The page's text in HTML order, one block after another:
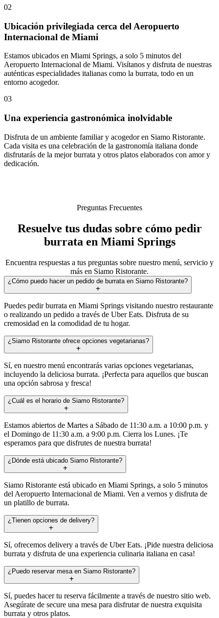
02
Ubicación privilegiada cerca del Aeropuerto
Internacional de Miami
Estamos ubicados en Miami Springs, a solo 5 minutos del
Aeropuerto Internacional de Miami. Visítanos y disfruta de nuestras
auténticas especialidades italianas como la burrata, todo en un
entorno acogedor.
03
Una experiencia gastronómica inolvidable
Disfruta de un ambiente familiar y acogedor en Siamo Ristorante.
Cada visita es una celebración de la gastronomía italiana donde
disfrutarás de la mejor burrata y otros platos elaborados con amor y
dedicación.
Preguntas Frecuentes
Resuelve tus dudas sobre cómo pedir
burrata en Miami Springs
Encuentra respuestas a tus preguntas sobre nuestro menú, servicio y
más en Siamo Ristorante.
¿Cómo puedo hacer un pedido de burrata en Siamo Ristorante?
Puedes pedir burrata en Miami Springs visitando nuestro restaurante
o realizando un pedido a través de Uber Eats. Disfruta de su
cremosidad en la comodidad de tu hogar.
¿Siamo Ristorante ofrece opciones vegetarianas?
Sí, en nuestro menú encontrarás varias opciones vegetarianas,
incluyendo la deliciosa burrata. ¡Perfecta para aquellos que buscan
una opción sabrosa y fresca!
¿Cuál es el horario de Siamo Ristorante?
Estamos abiertos de Martes a Sábado de 11:30 a.m. a 10:00 p.m. y
el Domingo de 11:30 a.m. a 9:00 p.m. Cierra los Lunes. ¡Te
esperamos para que disfrutes de nuestra burrata!
¿Dónde está ubicado Siamo Ristorante?
Siamo Ristorante está ubicado en Miami Springs, a solo 5 minutos
del Aeropuerto Internacional de Miami. Ven a vernos y disfruta de
un platillo de burrata.
¿Tienen opciones de delivery?
Sí, ofrecemos delivery a través de Uber Eats. ¡Pide nuestra deliciosa
burrata y disfruta de una experiencia culinaria italiana en casa!
¿Puedo reservar mesa en Siamo Ristorante?
Sí, puedes hacer tu reserva fácilmente a través de nuestro sitio web.
Asegúrate de secure una mesa para disfrutar de nuestra exquisita
burrata y otros platos.